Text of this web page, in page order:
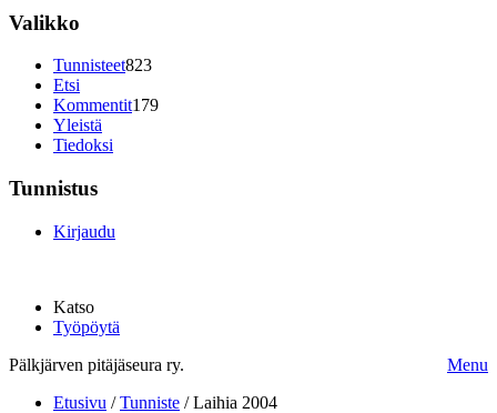
Valikko
Tunnisteet823
Etsi
Kommentit179
Yleistä
Tiedoksi
Tunnistus
Kirjaudu
Katso
Työpöytä
Pälkjärven pitäjäseura ry.
Menu
Etusivu /Tunniste /Laihia 2004